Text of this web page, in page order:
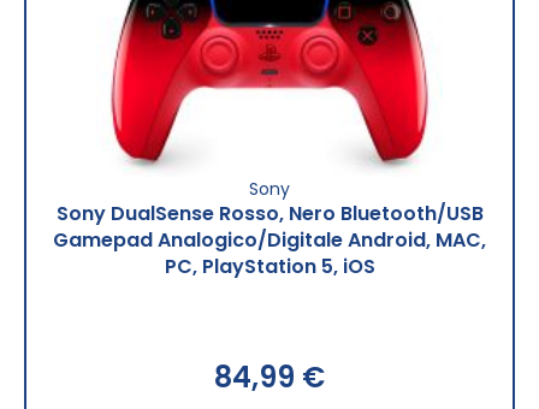
Sony
Sony DualSense Rosso, Nero Bluetooth/USB
Gamepad Analogico/Digitale Android, MAC,
PC, PlayStation 5, iOS
84,99 €